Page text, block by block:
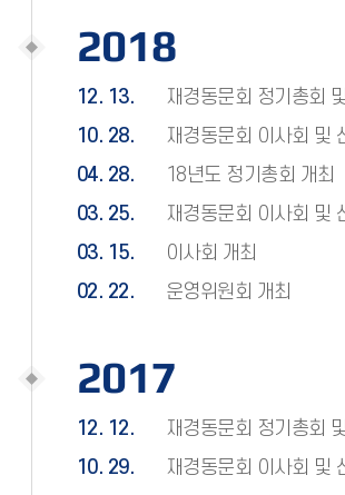
2018
12. 13.
재경동문회 정기총회
10. 28.
재경동문회 이사회 및
04. 28.
18년도 정기총회 개최
03. 25.
재경동문회 이사회 및
03. 15.
이사회 개최
02. 22.
운영위원회 개최
2017
12. 12.
재경동문회 정기총회
10. 29.
재경동문회 이사회 및